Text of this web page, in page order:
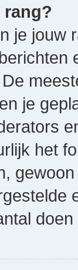
rang?
je jouw
je
het
doen